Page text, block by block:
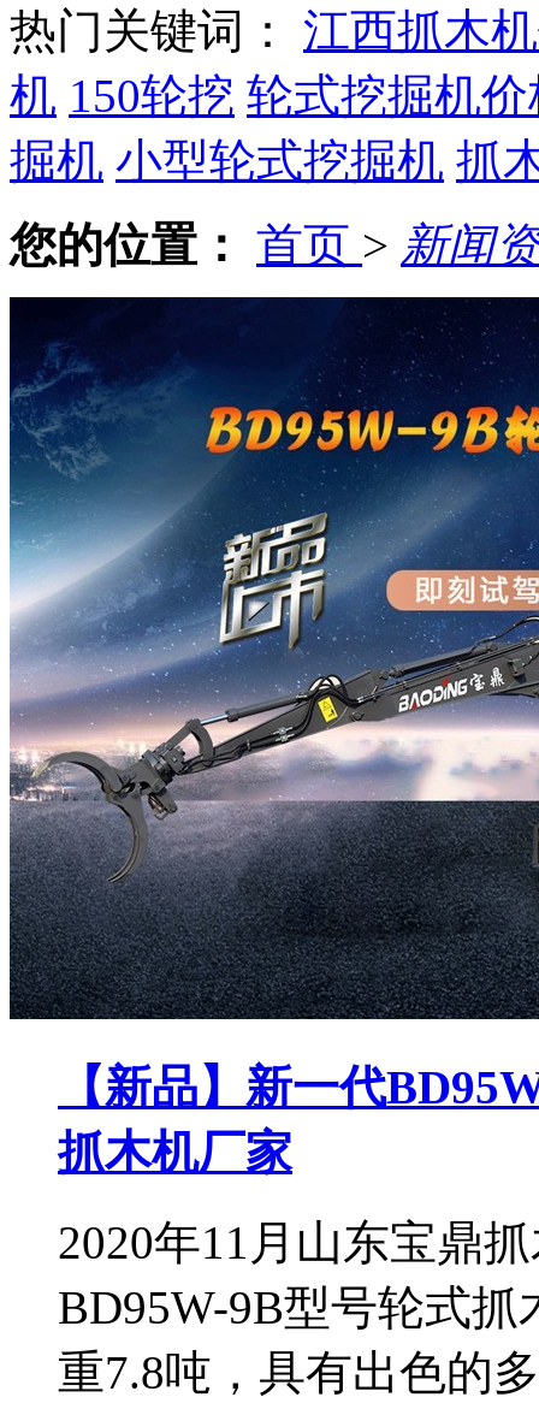
热门关键词： 江西抓木
机 150轮挖 轮式挖掘机
掘机 小型轮式挖掘机 抓
您的位置： 首页 > 新闻
【新品】新一代
抓木机厂家
2020年11月山东宝鼎
BD95W-9B型号轮式
重7.8吨，具有出色的